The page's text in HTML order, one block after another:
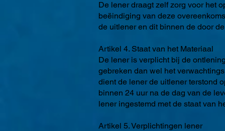
De lener draagt zelf zorg voor het
beëindiging van deze
de uitlener en dit binnen de door
Artikel 4. Staat van het Materiaal
De lener is verplicht bij de
gebreken dan wel het
dient de lener de uitlener terstond
binnen 24 uur na de dag van de
lener ingestemd met de staat van
Artikel 5. Verplichtingen lener